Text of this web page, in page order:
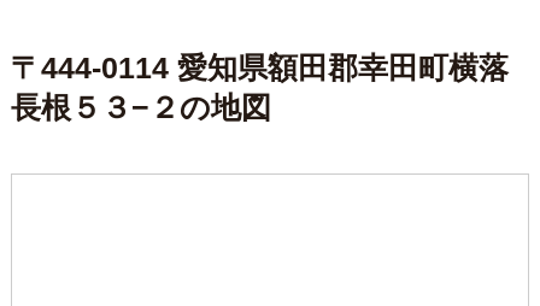
〒444-0114 愛知県額田郡幸田町横落
長根５３−２の地図